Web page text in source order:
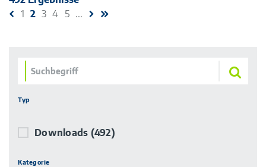
1 2 3 4 5 ...
Typ
Downloads (492)
Kategorie